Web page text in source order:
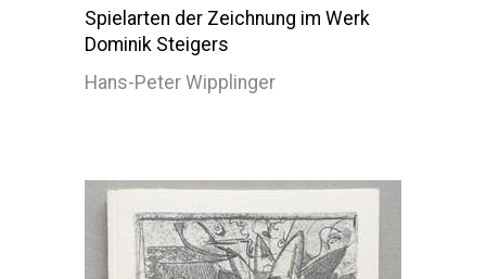
Spielarten der Zeichnung im Werk
Dominik Steigers
Hans-Peter Wipplinger